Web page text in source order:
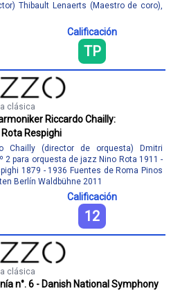
Thibault Lenaerts (Maestro de coro),
Calificación
TP
clásica
Riccardo Chailly:
Respighi
Chailly (director de orquesta) Dmitri
2 para orquesta de jazz Nino Rota 1911 -
1879 - 1936 Fuentes de Roma Pinos
Berlín Waldbühne 2011
Calificación
12
clásica
n°. 6 - Danish National Symphony